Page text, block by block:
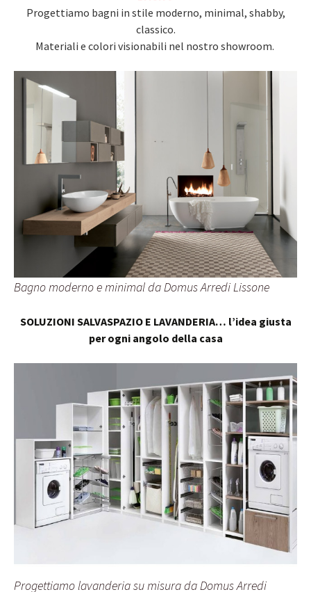
Progettiamo bagni in stile moderno, minimal, shabby,
classico.
Materiali e colori visionabili nel nostro showroom.
Bagno moderno e minimal da Domus Arredi Lissone
SOLUZIONI SALVASPAZIO E LAVANDERIA… l’idea giusta
per ogni angolo della casa
Progettiamo lavanderia su misura da Domus Arredi